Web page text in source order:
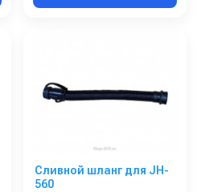
Сливной шланг для JH-
560